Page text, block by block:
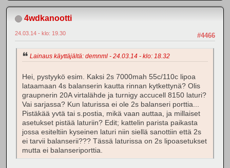
4wdkanootti
#4466
24.03.14 - klo: 19.30
Lainaus käyttäjältä: demnml - 24.03.14 - klo: 18.32
Hei, pystyykö esim. Kaksi 2s 7000mah 55c/110c lipoa
lataamaan 4s balanserin kautta rinnan kytkettynä? Olis
graupnerin 20A virtalähde ja turnigy accucell 8150 laturi?
Vai sarjassa? Kun laturissa ei ole 2s balanseri porttia...
Pistäkää yvtä tai s.postia, mikä vaan auttaa, ja millaiset
asetukset pistää laturiin? Edit; kattelin parista paikasta
jossa esiteltiin kyseinen laturi niin siellä sanottiin että 2s
ei tarvii balanserii??? Tässä laturissa on 2s lipoasetukset
mutta ei balanseriporttia.